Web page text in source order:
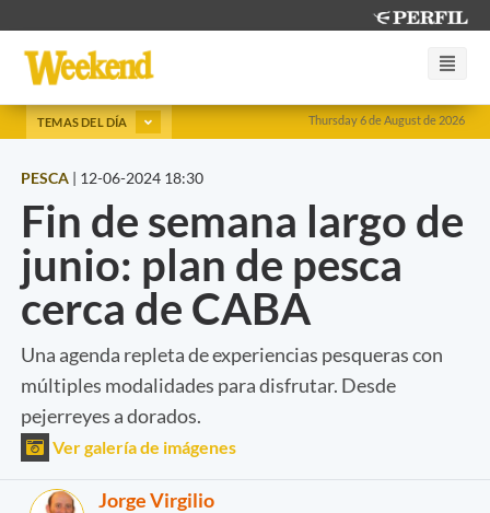
Thursday 6 de August de 2026
TEMAS DEL DÍA
PESCA | 12-06-2024 18:30
Fin de semana largo de
junio: plan de pesca
cerca de CABA
Una agenda repleta de experiencias pesqueras con
múltiples modalidades para disfrutar. Desde
pejerreyes a dorados.
Ver galería de imágenes
Jorge Virgilio